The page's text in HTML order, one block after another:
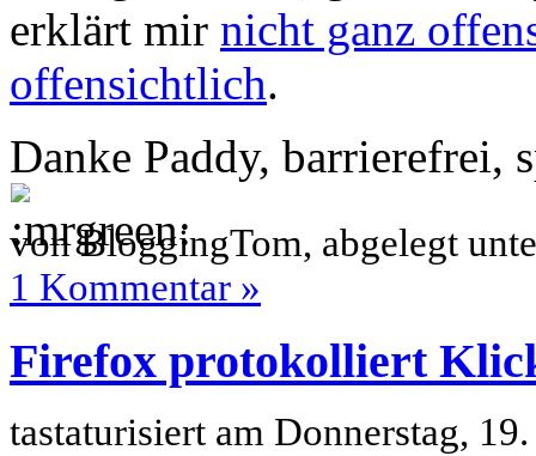
erklärt mir nicht ganz
offensichtlich.
Danke Paddy, barrierefrei,
von BloggingTom, abgelegt
1 Kommentar »
Firefox protokolliert
tastaturisiert am Donnerstag,